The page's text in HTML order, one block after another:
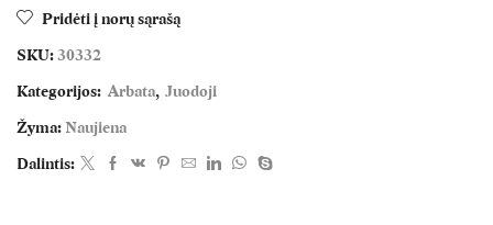
Raudonasis
Velvetas
Pridėti į norų sąrašą
SKU:30332
Kategorijos: Arbata, Juodoji
Žyma: Naujiena
Dalintis: